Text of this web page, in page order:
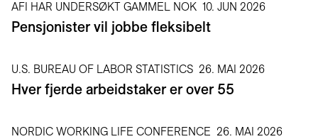
AFI HAR UNDERSØKT GAMMEL NOK 10. JUN 2026
Pensjonister vil jobbe fleksibelt
U.S. BUREAU OF LABOR STATISTICS 26. MAI 2026
Hver fjerde arbeidstaker er over 55
NORDIC WORKING LIFE CONFERENCE 26. MAI 2026